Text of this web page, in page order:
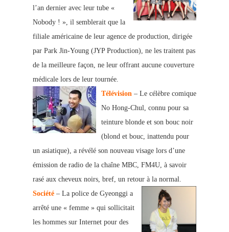
l’an dernier avec leur tube «
Nobody ! », il semblerait que la
filiale américaine de leur agence de production, dirigée
par Park Jin-Young (JYP Production), ne les traitent pas
de la meilleure façon, ne leur offrant aucune couverture
médicale lors de leur tournée.
Télévision – Le célèbre comique
No Hong-Chul, connu pour sa
teinture blonde et son bouc noir
(blond et bouc, inattendu pour
un asiatique), a révélé son nouveau visage lors d’une
émission de radio de la chaîne MBC, FM4U, à savoir
rasé aux cheveux noirs, bref, un retour à la normal.
Société – La police de Gyeonggi a
arrêté une « femme » qui sollicitait
les hommes sur Internet pour des